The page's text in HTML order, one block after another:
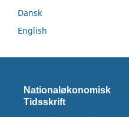
Dansk
English
Nationaløkonomisk
Tidsskrift